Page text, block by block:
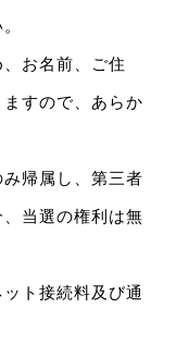
お名前、ご住
すので、あらか
帰属し、第三者
当選の権利は無
ト接続料及び通